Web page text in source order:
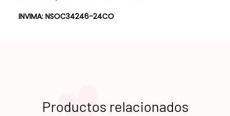
INVIMA: NSOC34246-24CO
Productos relacionados